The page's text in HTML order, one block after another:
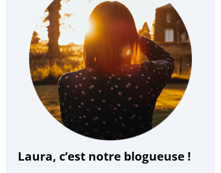
Laura, c’est notre blogueuse !